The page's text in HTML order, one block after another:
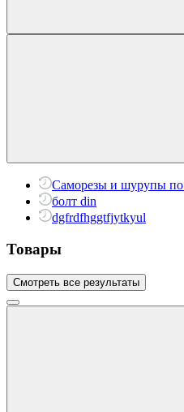
Саморезы и шурупы
болт din
dgfrdfhggtfjytkyul
Товары
Смотреть все результаты